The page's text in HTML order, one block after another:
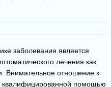
заболевания является
лечения как
Внимательное отношение к
квалифицированной помощью